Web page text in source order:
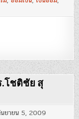
.โชติชัย สุ
ยายน 5, 2009